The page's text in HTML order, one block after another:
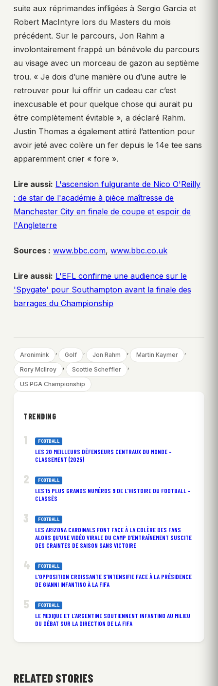
suite aux réprimandes infligées à Sergio Garcia et
Robert MacIntyre lors du Masters du mois
précédent. Sur le parcours, Jon Rahm a
involontairement frappé un bénévole du parcours
au visage avec un morceau de gazon au septième
trou. « Je dois d’une manière ou d’une autre le
retrouver pour lui offrir un cadeau car c’est
inexcusable et pour quelque chose qui aurait pu
être complètement évitable », a déclaré Rahm.
Justin Thomas a également attiré l’attention pour
avoir jeté avec colère un fer depuis le 14e tee sans
apparemment crier « fore ».
Lire aussi: L'ascension fulgurante de Nico O'Reilly
: de star de l'académie à pièce maîtresse de
Manchester City en finale de coupe et espoir de
l'Angleterre
Sources : www.bbc.com, www.bbc.co.uk
Lire aussi: L'EFL confirme une audience sur le
'Spygate' pour Southampton avant la finale des
barrages du Championship
Aronimink , Golf , Jon Rahm , Martin Kaymer ,
Rory McIlroy , Scottie Scheffler ,
US PGA Championship
TRENDING
FOOTBALL
LES 20 MEILLEURS DÉFENSEURS CENTRAUX DU MONDE –
CLASSEMENT (2025)
FOOTBALL
LES 15 PLUS GRANDS NUMÉROS 9 DE L’HISTOIRE DU FOOTBALL –
CLASSÉS
FOOTBALL
LES ARIZONA CARDINALS FONT FACE À LA COLÈRE DES FANS
ALORS QU’UNE VIDÉO VIRALE DU CAMP D’ENTRAÎNEMENT SUSCITE
DES CRAINTES DE SAISON SANS VICTOIRE
FOOTBALL
L’OPPOSITION CROISSANTE S’INTENSIFIE FACE À LA PRÉSIDENCE
DE GIANNI INFANTINO À LA FIFA
FOOTBALL
LE MEXIQUE ET L’ARGENTINE SOUTIENNENT INFANTINO AU MILIEU
DU DÉBAT SUR LA DIRECTION DE LA FIFA
RELATED STORIES